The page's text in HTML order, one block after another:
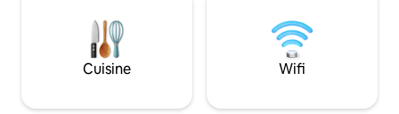
Cuisine Wifi